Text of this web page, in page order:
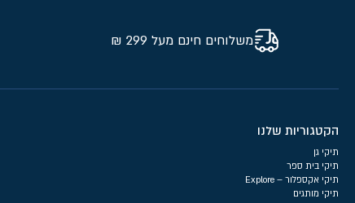
משלוחים חינם מעל 299 ₪
הקטגוריות שלנו
תיקי גן
תיקי בית ספר
תיקי אקספלור – Explore
תיקי מותגים